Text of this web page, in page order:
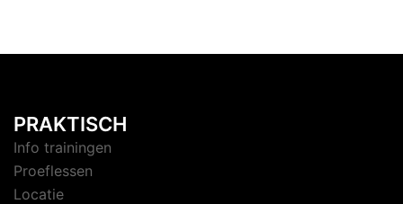
PRAKTISCH
Info trainingen
Proeflessen
Locatie